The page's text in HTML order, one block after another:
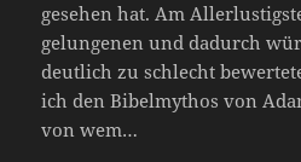
gesehen hat. Am
gelungenen und dadurch
deutlich zu schlecht
ich den Bibelmythos von
von wem…